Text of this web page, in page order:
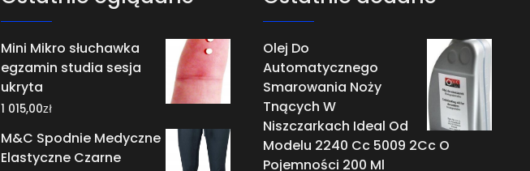
Mini Mikro słuchawka
egzamin studia sesja
ukryta
1 015,00zł
M&C Spodnie Medyczne
Elastyczne Czarne
Olej Do
Automatycznego
Smarowania Noży
Tnących W
Niszczarkach Ideal Od
Modelu 2240 Cc 5009 2Cc O
Pojemności 200 Ml